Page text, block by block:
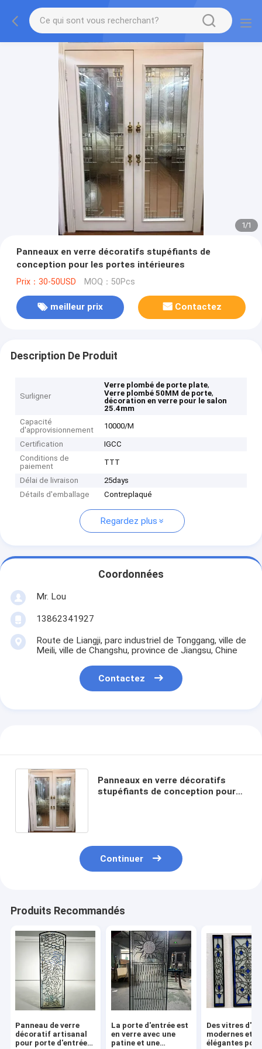
1/1
Panneaux en verre décoratifs stupéfiants de
conception pour les portes intérieures
Prix：30-50USD MOQ：50Pcs
meilleur prix Contactez
Description De Produit
Surligner
Verre plombé de porte plate,
Verre plombé 50MM de porte,
décoration en verre pour le salon
25.4mm
Capacité
d'approvisionnement
10000/M
Certification
IGCC
Conditions de
paiement
TTT
Délai de livraison
25days
Détails d'emballage
Contreplaqué
Regardez plus
Coordonnées
Mr. Lou
13862341927
Route de Liangji, parc industriel de Tonggang, ville de
Meili, ville de Changshu, province de Jiangsu, Chine
Contactez
Panneaux en verre décoratifs
stupéfiants de conception pour
Continuer
Produits Recommandés
Panneau de verre
décoratif artisanal
pour porte d'entrée
La porte d'entrée est
en verre avec une
patine et une
Des vitres
modernes et
élégantes